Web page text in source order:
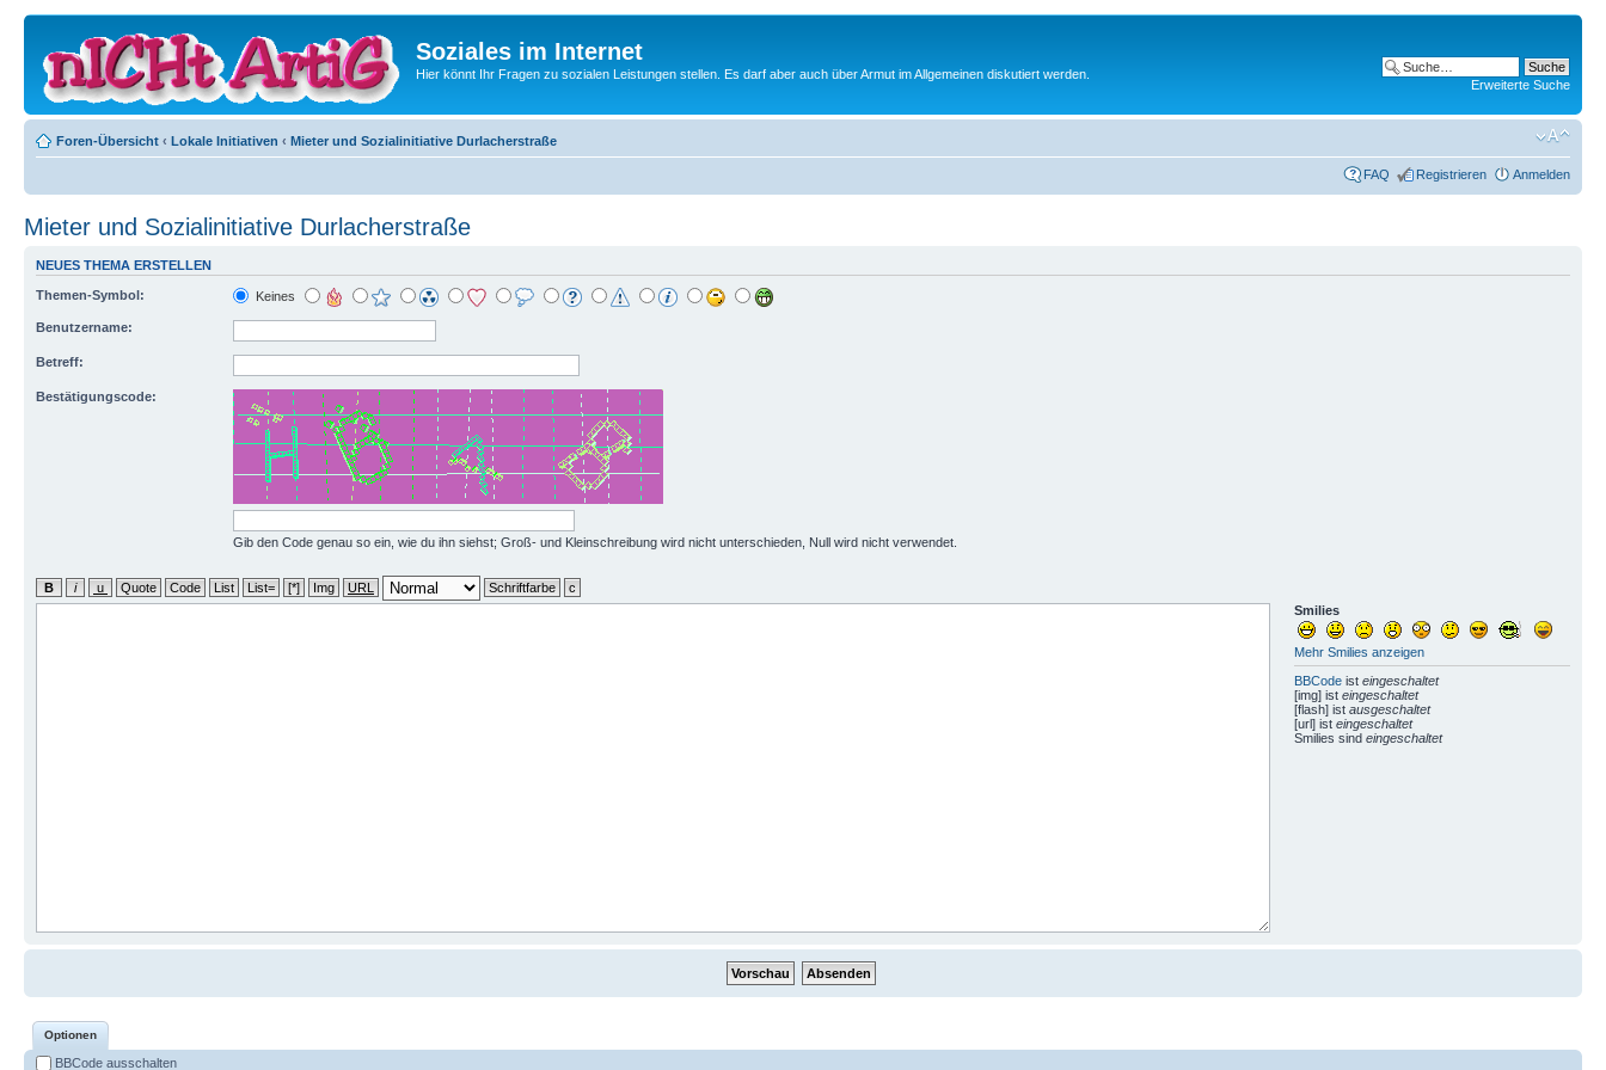
Soziales im Internet
Hier könnt Ihr Fragen zu sozialen Leistungen stellen. Es darf aber auch über Armut im Allgemeinen diskutiert werden.
Erweiterte Suche
Foren-Übersicht ‹ Lokale Initiativen ‹ Mieter und Sozialinitiative Durlacherstraße
FAQ Registrieren Anmelden
Mieter und Sozialinitiative Durlacherstraße
NEUES THEMA ERSTELLEN
Themen-Symbol: Keines
Benutzername:
Betreff:
Bestätigungscode:
Gib den Code genau so ein, wie du ihn siehst; Groß- und Kleinschreibung wird nicht unterschieden, Null wird nicht verwendet.
Smilies
Mehr Smilies anzeigen
BBCodeist eingeschaltet
[img] ist eingeschaltet
[flash] ist ausgeschaltet
[url] ist eingeschaltet
Smilies sind eingeschaltet
Optionen
BBCode ausschalten